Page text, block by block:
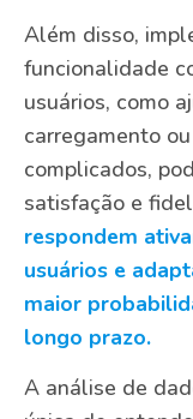
Além disso,
funcionalidade
usuários, como
carregamento
complicados,
satisfação e
respondem
usuários e
maior
longo prazo.
A análise de